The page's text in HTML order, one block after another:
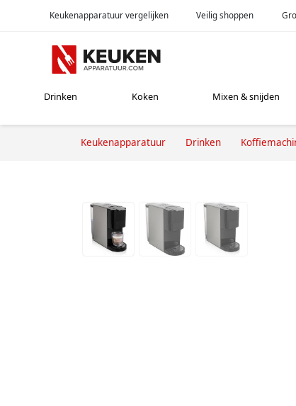
Keukenapparatuur vergelijken Veilig shoppen
Drinken Koken Mixen & snijden
Keukenapparatuur Drinken